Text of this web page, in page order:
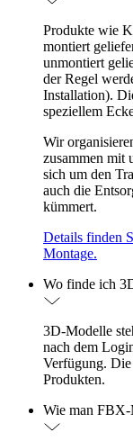
Produkte wie
montiert
unmontiert
der Regel
Installation).
speziellem
Wir
zusammen mit
sich um den
auch die
kümmert.
Details finden
Montage.
Wo finde ich
3D-Modelle
nach dem
Verfügung.
Produkten.
Wie man